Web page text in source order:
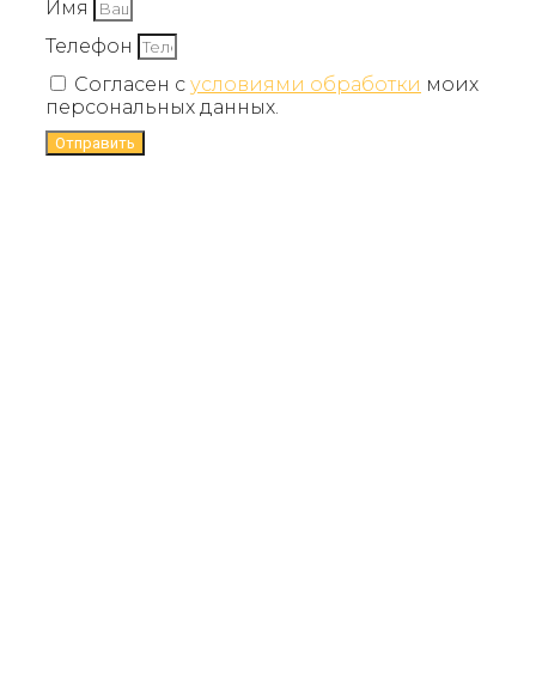
Имя
Телефон
Согласен с условиями обработки моих
персональных данных.
Отправить